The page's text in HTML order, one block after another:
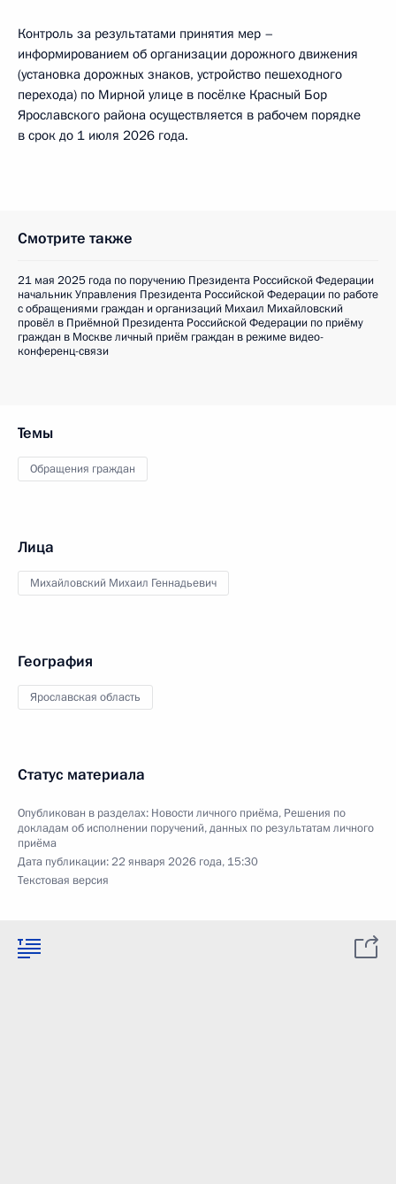
Контроль за результатами принятия мер –
информированием об организации дорожного движения
(установка дорожных знаков, устройство пешеходного
перехода) по Мирной улице в посёлке Красный Бор
Ярославского района осуществляется в рабочем порядке
в срок до 1 июля 2026 года.
Смотрите также
21 мая 2025 года по поручению Президента Российской Федерации
начальник Управления Президента Российской Федерации по работе
с обращениями граждан и организаций Михаил Михайловский
провёл в Приёмной Президента Российской Федерации по приёму
граждан в Москве личный приём граждан в режиме видео-
конференц-связи
Темы
Обращения граждан
Лица
Михайловский Михаил Геннадьевич
География
Ярославская область
Статус материала
Опубликован в разделах: Новости личного приёма, Решения по
докладам об исполнении поручений, данных по результатам личного
приёма
Дата публикации:22 января 2026 года, 15:30
Текстовая версия